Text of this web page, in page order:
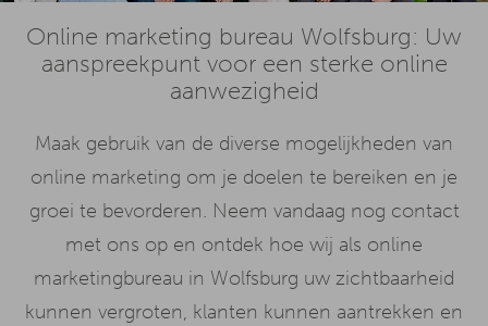
Online marketing bureau Wolfsburg: Uw
aanspreekpunt voor een sterke online
aanwezigheid
Maak gebruik van de diverse mogelijkheden van
online marketing om je doelen te bereiken en je
groei te bevorderen. Neem vandaag nog contact
met ons op en ontdek hoe wij als online
marketingbureau in Wolfsburg uw zichtbaarheid
kunnen vergroten, klanten kunnen aantrekken en